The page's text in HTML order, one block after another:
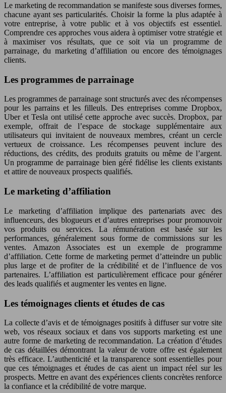
Le marketing de recommandation se manifeste sous diverses formes,
chacune ayant ses particularités. Choisir la forme la plus adaptée à
votre entreprise, à votre public et à vos objectifs est essentiel.
Comprendre ces approches vous aidera à optimiser votre stratégie et
à maximiser vos résultats, que ce soit via un programme de
parrainage, du marketing d’affiliation ou encore des témoignages
clients.
Les programmes de parrainage
Les programmes de parrainage sont structurés avec des récompenses
pour les parrains et les filleuls. Des entreprises comme Dropbox,
Uber et Tesla ont utilisé cette approche avec succès. Dropbox, par
exemple, offrait de l’espace de stockage supplémentaire aux
utilisateurs qui invitaient de nouveaux membres, créant un cercle
vertueux de croissance. Les récompenses peuvent inclure des
réductions, des crédits, des produits gratuits ou même de l’argent.
Un programme de parrainage bien géré fidélise les clients existants
et attire de nouveaux prospects qualifiés.
Le marketing d’affiliation
Le marketing d’affiliation implique des partenariats avec des
influenceurs, des blogueurs et d’autres entreprises pour promouvoir
vos produits ou services. La rémunération est basée sur les
performances, généralement sous forme de commissions sur les
ventes. Amazon Associates est un exemple de programme
d’affiliation. Cette forme de marketing permet d’atteindre un public
plus large et de profiter de la crédibilité et de l’influence de vos
partenaires. L’affiliation est particulièrement efficace pour générer
des leads qualifiés et augmenter les ventes en ligne.
Les témoignages clients et études de cas
La collecte d’avis et de témoignages positifs à diffuser sur votre site
web, vos réseaux sociaux et dans vos supports marketing est une
autre forme de marketing de recommandation. La création d’études
de cas détaillées démontrant la valeur de votre offre est également
très efficace. L’authenticité et la transparence sont essentielles pour
que ces témoignages et études de cas aient un impact réel sur les
prospects. Mettre en avant des expériences clients concrètes renforce
la confiance et la crédibilité de votre marque.